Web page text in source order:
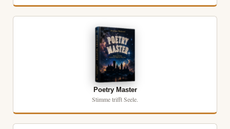
Poetry Master
Stimme trifft Seele.